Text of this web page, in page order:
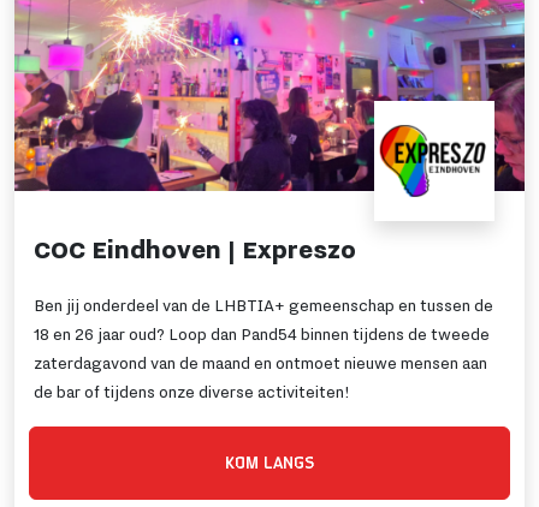
COC Eindhoven | Expreszo
Ben jij onderdeel van de LHBTIA+ gemeenschap en tussen de
18 en 26 jaar oud? Loop dan Pand54 binnen tijdens de tweede
zaterdagavond van de maand en ontmoet nieuwe mensen aan
de bar of tijdens onze diverse activiteiten!
KOM LANGS